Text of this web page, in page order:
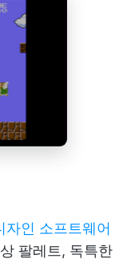
자인 소프트웨어
팔레트, 독특한